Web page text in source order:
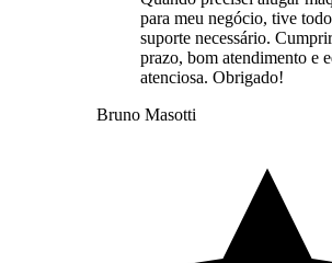
para meu negócio, tive
suporte necessário.
prazo, bom atendimento e
atenciosa. Obrigado!
Bruno Masotti